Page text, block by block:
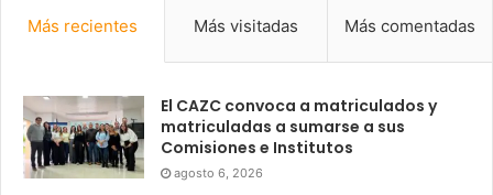
Más recientes Más visitadas Más comentadas
El CAZC convoca a matriculados y
matriculadas a sumarse a sus
Comisiones e Institutos
agosto 6, 2026